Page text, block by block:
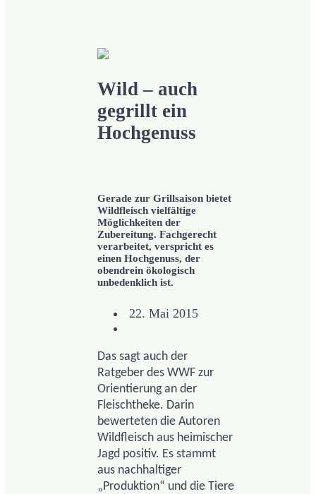
Wild – auch
gegrillt ein
Hochgenuss
Gerade zur Grillsaison bietet
Wildfleisch vielfältige
Möglichkeiten der
Zubereitung. Fachgerecht
verarbeitet, verspricht es
einen Hochgenuss, der
obendrein ökologisch
unbedenklich ist.
22. Mai 2015
Das sagt auch der
Ratgeber des WWF zur
Orientierung an der
Fleischtheke. Darin
bewerteten die Autoren
Wildfleisch aus heimischer
Jagd positiv. Es stammt
aus nachhaltiger
„Produktion“ und die Tiere